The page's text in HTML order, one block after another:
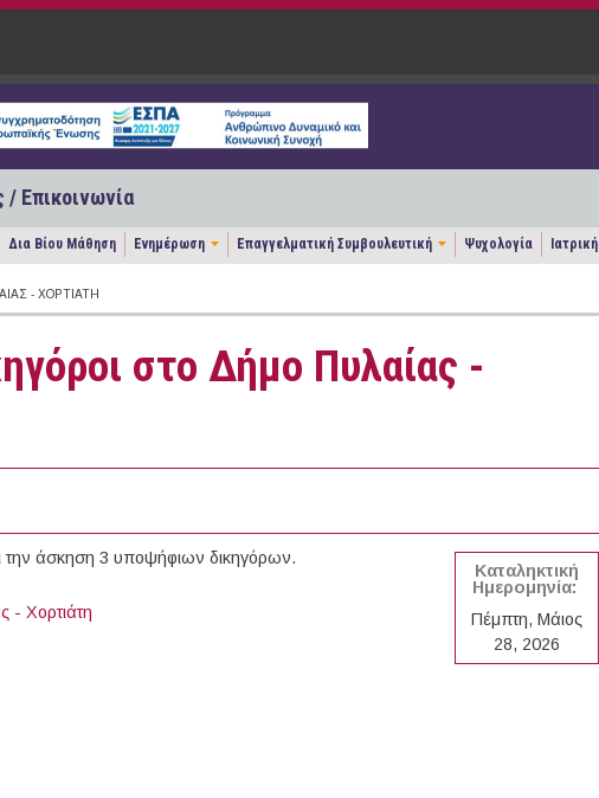
/ Επικοινωνία
Δια Βίου Μάθηση Ενημέρωση Επαγγελματική Συμβουλευτική Ψυχολογία Ιατρική
- ΧΟΡΤΙΆΤΗ
στο Δήμο Πυλαίας -
Καταληκτική
Ημερομηνία:
Πέμπτη, Μάιος
28, 2026
την άσκηση 3 υποψήφιων δικηγόρων.
- Χορτιάτη